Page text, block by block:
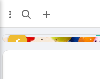
ثبت آگهی